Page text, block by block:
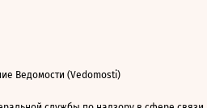
Ведомости (Vedomosti)